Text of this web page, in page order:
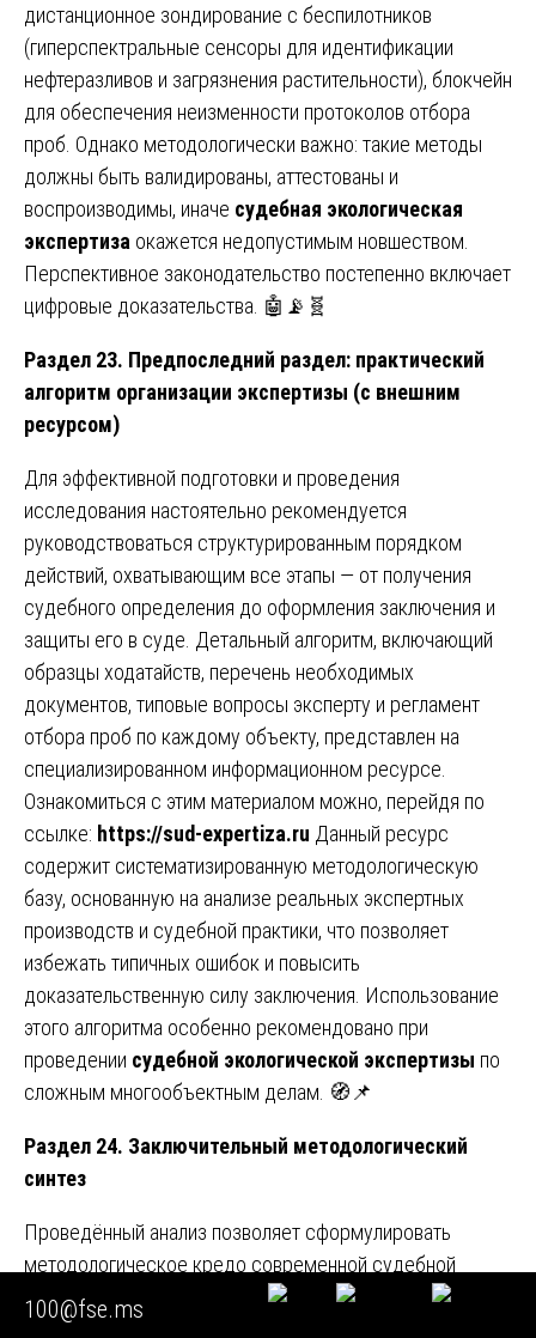
дистанционное зондирование с беспилотников
(гиперспектральные сенсоры для идентификации
нефтеразливов и загрязнения растительности), блокчейн
для обеспечения неизменности протоколов отбора
проб. Однако методологически важно: такие методы
должны быть валидированы, аттестованы и
воспроизводимы, иначе судебная экологическая
экспертиза окажется недопустимым новшеством.
Перспективное законодательство постепенно включает
цифровые доказательства. 🤖📡🧬
Раздел 23. Предпоследний раздел: практический
алгоритм организации экспертизы (с внешним
ресурсом)
Для эффективной подготовки и проведения
исследования настоятельно рекомендуется
руководствоваться структурированным порядком
действий, охватывающим все этапы — от получения
судебного определения до оформления заключения и
защиты его в суде. Детальный алгоритм, включающий
образцы ходатайств, перечень необходимых
документов, типовые вопросы эксперту и регламент
отбора проб по каждому объекту, представлен на
специализированном информационном ресурсе.
Ознакомиться с этим материалом можно, перейдя по
ссылке: https://sud-expertiza.ru Данный ресурс
содержит систематизированную методологическую
базу, основанную на анализе реальных экспертных
производств и судебной практики, что позволяет
избежать типичных ошибок и повысить
доказательственную силу заключения. Использование
этого алгоритма особенно рекомендовано при
проведении судебной экологической экспертизы по
сложным многообъектным делам. 🧭📌
Раздел 24. Заключительный методологический
синтез
Проведённый анализ позволяет сформулировать
методологическое кредо современной судебной
экологической экспертизы: строгое соблюдение
процессуальных норм, метрологическая чистота,
100@fse.ms